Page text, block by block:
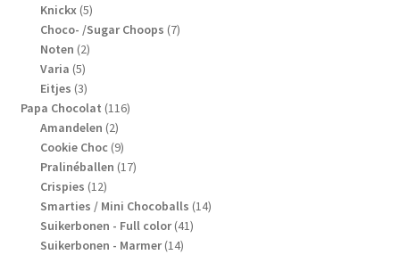
Knickx 55
producten
Choco- /Sugar Choops 77
Noten 22
Varia 55
producten
Eitjes 33
producten
Papa Chocolat 116116
Amandelen 22
producten
Cookie Choc 99
producten
Pralinéballen 1717
Crispies 1212
producten
Smarties / Mini Chocoballs 1414
Suikerbonen - Full color 4141
Suikerbonen - Marmer 1414